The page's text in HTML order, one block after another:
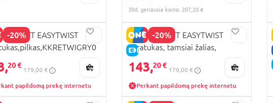
30d. geriausia kaina: 207,20 €
-20%
EASYTWIST
20 €
179,00 €
papildomą prekę internetu
-20%
E-KAINA
KINDERKRAFT EASYTWIST
triratukas, tamsiai žalias,
KKRETWIGRE0000
143,20 €
179,00 €
Perkant papildomą prekę internetu